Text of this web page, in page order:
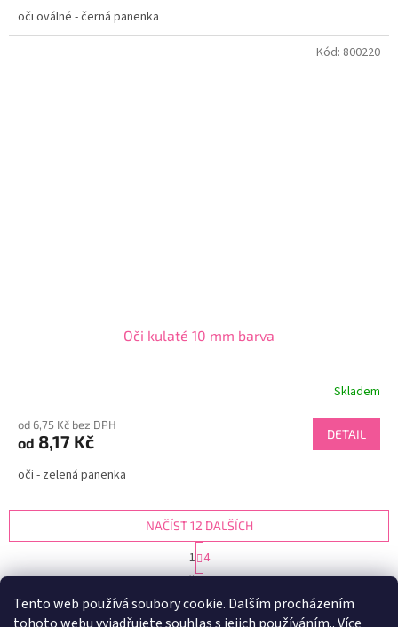
Tento web používá soubory cookie. Dalším procházením
oči oválné - černá panenka
Oči kulaté 10 mm barva
Skladem
od 6,75 Kč bez DPH
od 8,17 Kč DETAIL
oči - zelená panenka
Kód: 800220
O
l
NAČÍST 12 DALŠÍCH
S
t
r
n
1 4
37položek celkem
NAHORU